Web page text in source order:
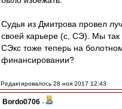
Судья из Дмитрова провел
своей карьере (c, СЭ). Мы так
СЭкс тоже теперь на
финансировании?
Редактировалось 28 ноя 2017 12:43
Bordo0706 -